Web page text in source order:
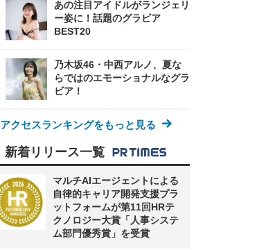
あの注目アイドルがランジェリ
ー姿に！話題のグラビア
BEST20
乃木坂46・中西アルノ、夏な
らではのエモーショナルなグラ
ビア！
アクセスランキングをもっと見る
新着リリース一覧
マルチAIエージェントによる
自律的キャリア開発支援プラ
ットフォームが第11回HRテ
クノロジー大賞「人事システ
ム部門優秀賞」を受賞